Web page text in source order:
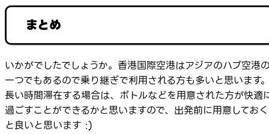
まとめ
いかがでしたでしょうか。香港国際空港はアジアのハブ空港
一つでもあるので乗り継ぎで利用される方も多いと思います
長い時間滞在する場合は、ボトルなどを用意された方が快適
過ごすことができるかと思いますので、出発前に用意しておく
と良いと思います :)